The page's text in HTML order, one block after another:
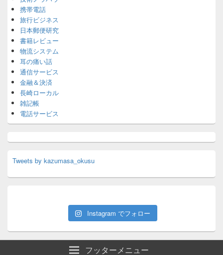
携帯電話
旅行ビジネス
日本郵便研究
書籍レビュー
物流システム
耳の痛い話
通信サービス
金融＆決済
長崎ローカル
雑記帳
電話サービス
Tweets by kazumasa_okusu
Instagram でフォロー
フッターメニュー